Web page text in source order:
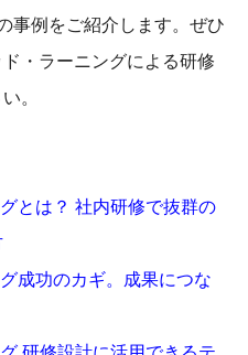
事例をご紹介します。ぜひ
・ラーニングによる研修
。
とは？ 社内研修で抜群の
成功のカギ。成果につな